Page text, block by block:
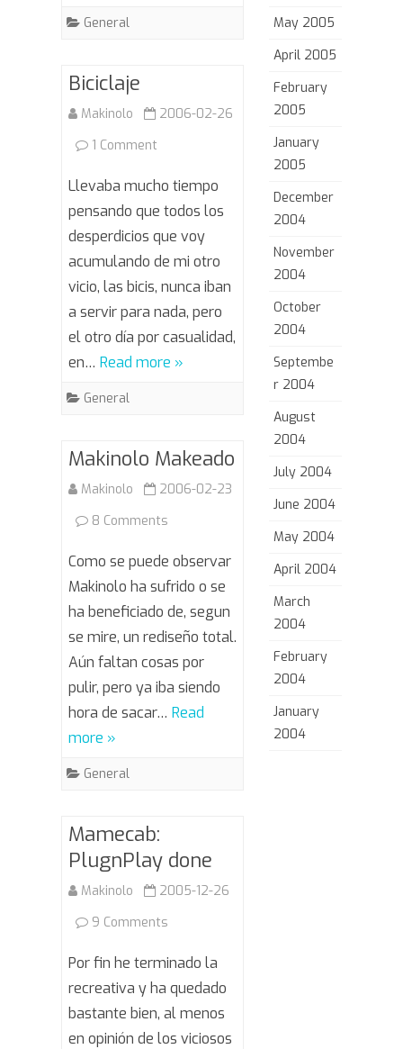
General
Biciclaje
Makinolo
2006-02-26
1 Comment
Biciclaje
Llevaba mucho tiempo
pensando que todos los
desperdicios que voy
acumulando de mi otro
vicio, las bicis, nunca iban
a servir para nada, pero
el otro día por casualidad,
en… Read more »
General
Makinolo Makeado
Makinolo
2006-02-23
8 Comments
Makinolo
Makeado
Como se puede observar
Makinolo ha sufrido o se
ha beneficiado de, segun
se mire, un rediseño total.
Aún faltan cosas por
pulir, pero ya iba siendo
hora de sacar… Read
more »
General
Mamecab:
PlugnPlay done
Makinolo
2005-12-26
9 Comments
Mamecab:
PlugnPlay
done
Por fin he terminado la
recreativa y ha quedado
bastante bien, al menos
en opinión de los viciosos
May 2005
April 2005
February
2005
January
2005
December
2004
November
2004
October
2004
Septembe
r 2004
August
2004
July 2004
June 2004
May 2004
April 2004
March
2004
February
2004
January
2004